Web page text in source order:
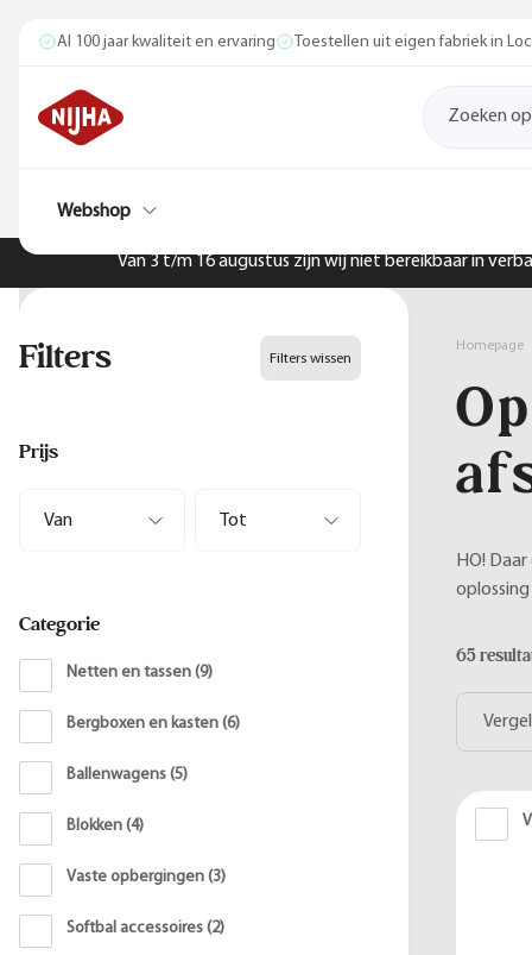
Van 3 t/m 16 augustus zijn wij niet bereikbaar in
Al 100 jaar kwaliteit en ervaring Toestellen uit eigen fabriek in
Webshop
Filters Filters wissen
Prijs
Categorie
Netten en tassen (9)
Bergboxen en kasten (6)
Ballenwagens (5)
Blokken (4)
Vaste opbergingen (3)
Softbal accessoires (2)
Homepage
HO!
65